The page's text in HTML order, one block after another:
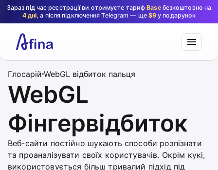
Зараз під час реєстрації ви отримуєте тарифBaseбезкоштовно на
4 дні, а після підключення Telegram — ще $9 у подарунок
Глосарій WebGL відбиток пальця
WebGL
Фінгервідбиток
Веб-сайти постійно шукають способи розпізнати
та проаналізувати своїх користувачів. Окрім кукі,
використовується більш тривалий підхід під